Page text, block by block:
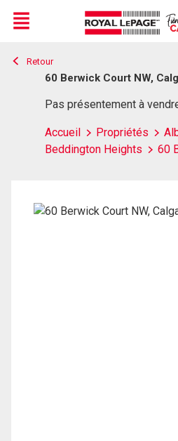
Live
En Direct
Menu
Retour
60 Berwick Court NW,
Pas présentement à
Accueil Propriétés
Beddington Heights
60